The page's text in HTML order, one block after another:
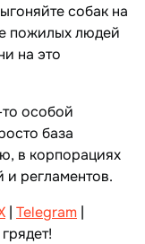
собак на
пожилых людей
на это
особой
база
в корпорациях
и регламентов.
| Telegram |